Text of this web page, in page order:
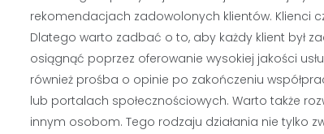
rekomendacjach zadowolonych klientów. Klienci
Dlatego warto zadbać o to, aby każdy klient był
osiągnąć poprzez oferowanie wysokiej jakości
również prośba o opinie po zakończeniu
lub portalach społecznościowych. Warto także
innym osobom. Tego rodzaju działania nie tylko